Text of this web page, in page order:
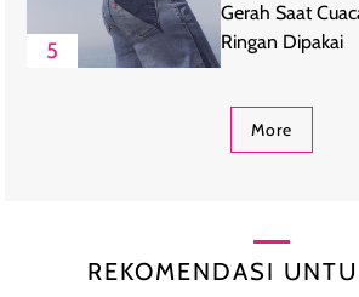
5
Gerah Saat
Ringan Dipakai
More
REKOMENDASI